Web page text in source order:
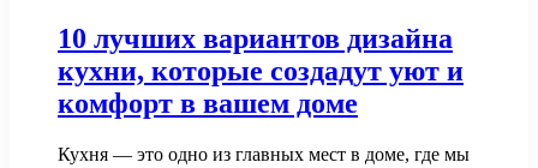
10 лучших вариантов дизайна
кухни, которые создадут уют и
комфорт в вашем доме
Кухня — это одно из главных мест в доме, где мы